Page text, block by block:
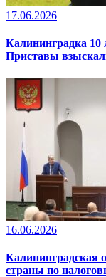
17.06.2026
Калининградка 10
Приставы
16.06.2026
Калининградская
страны по